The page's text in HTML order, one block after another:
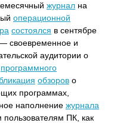
журнал на
операционной
состоялся в сентябре
своевременное и
аудитории о
программного
обзоров о
программах,
наполнение журнала
ПК, как